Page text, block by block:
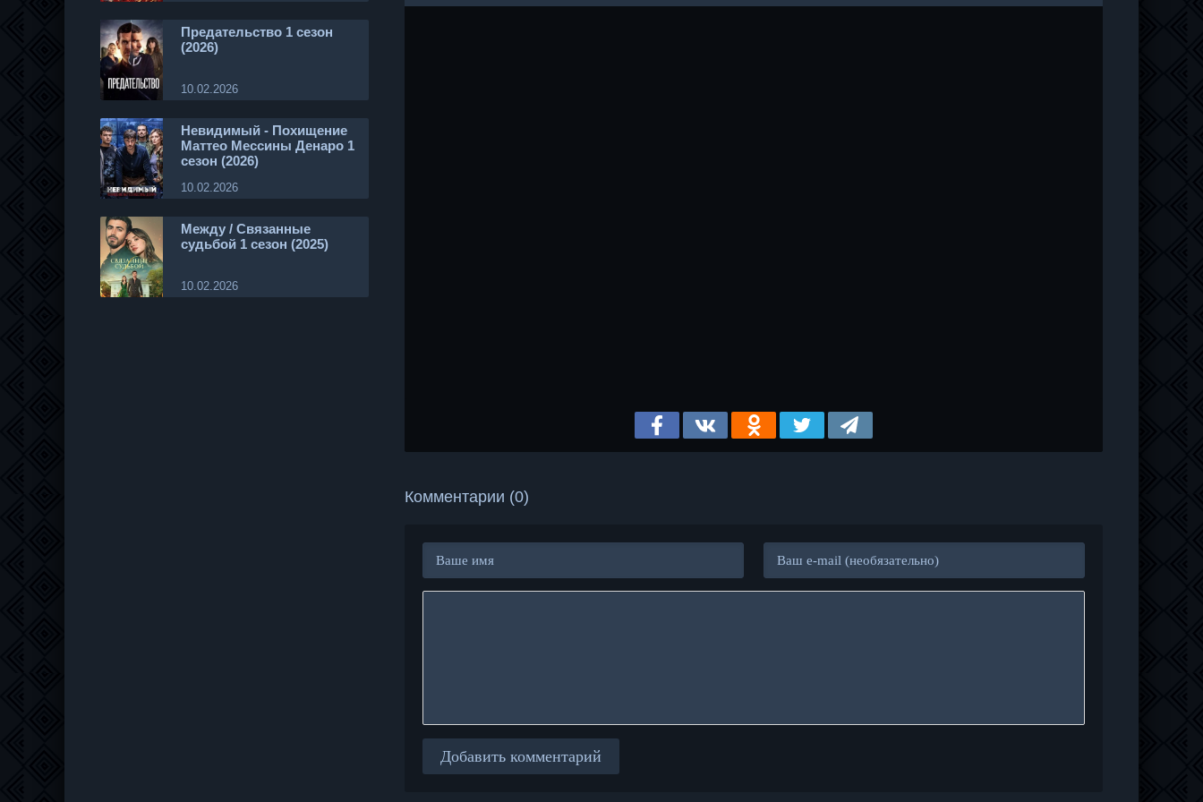
Комментарии (0)
Добавить комментарий
Предательство 1 сезон
(2026)
10.02.2026
Невидимый - Похищение
Маттео Мессины Денаро 1
сезон (2026)
10.02.2026
Между / Связанные
судьбой 1 сезон (2025)
10.02.2026